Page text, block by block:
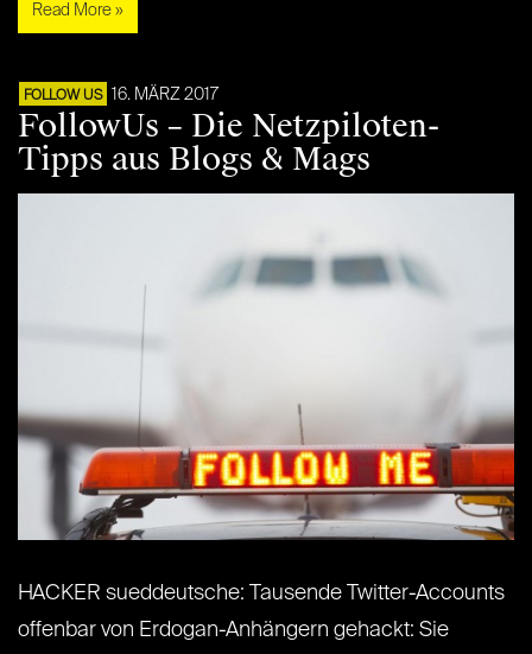
Read More »
FOLLOW US 16. MÄRZ 2017
FollowUs – Die Netzpiloten-
Tipps aus Blogs & Mags
HACKER sueddeutsche: Tausende Twitter-Accounts
offenbar von Erdogan-Anhängern gehackt: Sie